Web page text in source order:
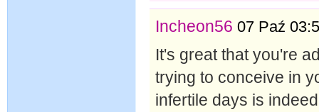
Incheon56 07 Paź
It's great that you're
trying to conceive in
infertile days is